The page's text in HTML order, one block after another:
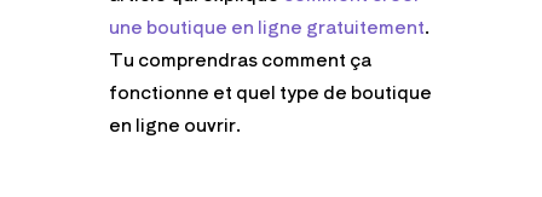
une boutique en ligne gratuitement.
Tu comprendras comment ça
fonctionne et quel type de boutique
en ligne ouvrir.